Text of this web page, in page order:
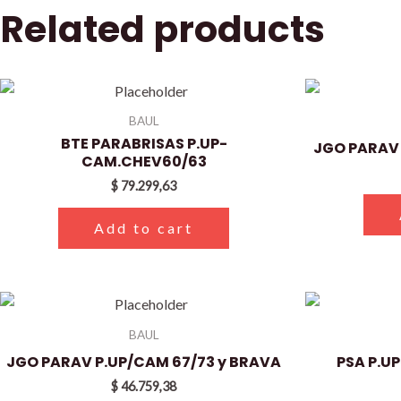
Related products
BAUL
BTE PARABRISAS P.UP-
CAM.CHEV60/63
$ 79.299,63
Add to cart
JGO
BAUL
JGO PARAV P.UP/CAM 67/73 y BRAVA
$46.759,38
PSA